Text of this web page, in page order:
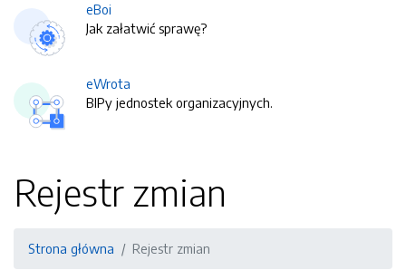
eBoi
Jak załatwić sprawę?
eWrota
BIPy jednostek organizacyjnych.
Rejestr zmian
Strona główna Rejestr zmian